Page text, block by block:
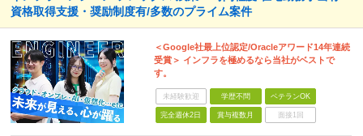
資格取得支援・奨励制度有/多数のプライム案件
＜Google社最上位認定/Oracleアワード14年連続
受賞＞ インフラを極めるなら当社がベストで
す。
未経験歓迎 学歴不問 ベテランOK
完全週休2日 賞与複数月 面接1回